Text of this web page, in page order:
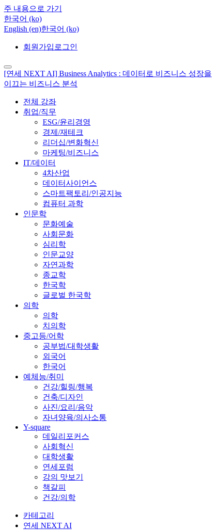
주 내용으로 가기
한국어 ‎(ko)‎
English ‎(en)‎한국어 ‎(ko)‎
회원가입 로그인
[연세 NEXT AI] Business Analytics : 데이터로 비즈니스 성장을
이끄는 비즈니스 분석
전체 강좌
취업/직무
ESG/윤리경영
경제/재테크
리더십/변화혁신
마케팅/비즈니스
IT/데이터
4차산업
데이터사이언스
스마트팩토리/인공지능
컴퓨터 과학
인문학
문화예술
사회문화
심리학
인문교양
자연과학
종교학
한국학
글로벌 한국학
의학
의학
치의학
중고등/어학
공부법/대학생활
외국어
한국어
예체능/취미
건강/힐링/행복
건축/디자인
사진/요리/음악
자녀양육/의사소통
Y-square
데일리포커스
사회혁신
대학생활
연세포럼
강의 맛보기
책갈피
건강/의학
카테고리
연세 NEXT AI